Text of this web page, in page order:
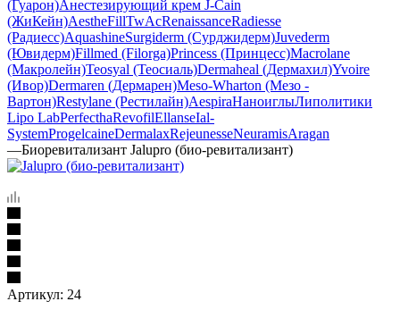
(Гуарон)Анестезирующий крем J-Cain
(ЖиКейн)AestheFillTwAcRenaissanceRadiesse
(Радиесс)AquashineSurgiderm (Сурджидерм)Juvederm
(Ювидерм)Fillmed (Filorga)Princess (Принцесс)Macrolane
(Макролейн)Teosyal (Теосиаль)Dermaheal (Дермахил)Yvoire
(Ивор)Dermaren (Дермарен)Meso-Wharton (Мезо -
Вартон)Restylane (Рестилайн)AespiraНаноиглыЛиполитики
Lipo LabPerfecthaRevofilEllanseIal-
SystemProgelcaineDermalaxRejeunesseNeuramisAragan
—Биоревитализант Jalupro (био-ревитализант)
Артикул: 24